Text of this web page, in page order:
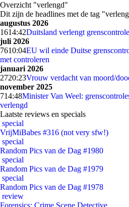
Overzicht "verlengd"
Dit zijn de headlines met de tag
augustus 2026
1614:42Duitsland verlengt
juli 2026
7610:04EU wil einde Duitse
met controleren
januari 2026
2720:23Vrouw verdacht van moord/
november 2025
714:48Minister Van Weel:
verlengd
Laatste reviews en specials
special
VrijMiBabes #316 (not very sfw!)
special
Random Pics van de Dag #1980
special
Random Pics van de Dag #1979
special
Random Pics van de Dag #1978
review
Forensics: Crime Scene Detective